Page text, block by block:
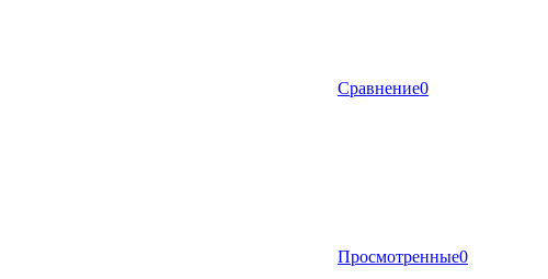
Сравнение0
Просмотренные0